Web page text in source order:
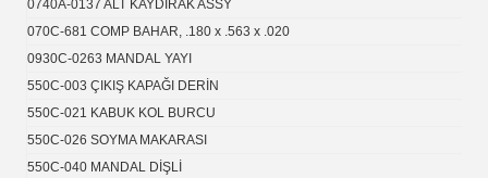
0740A-0137 ALT KAYDIRAK ASSY
070C-681 COMP BAHAR, .180 x .563 x .020
0930C-0263 MANDAL YAYI
550C-003 ÇIKIŞ KAPAĞI DERİN
550C-021 KABUK KOL BURCU
550C-026 SOYMA MAKARASI
550C-040 MANDAL DİŞLİ